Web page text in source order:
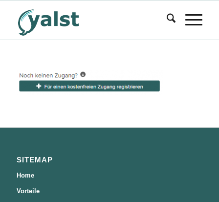
SITEMAP
Home
Vorteile